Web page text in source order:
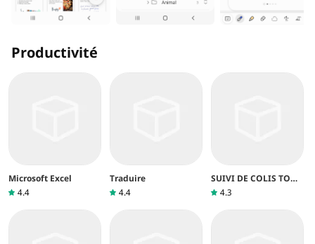
Productivité
Microsoft Excel
4.4
Traduire
4.4
SUIVI DE COLIS TOUT
EN UN
4.3